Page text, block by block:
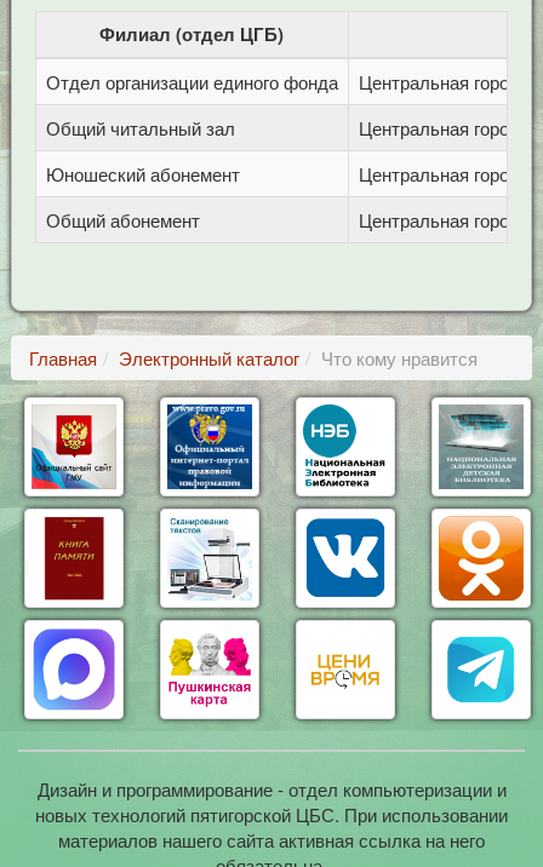
Филиал (отдел ЦГБ)
Отдел организации единого фонда
Центральная
Общий читальный зал
Центральная
Юношеский абонемент
Центральная
Общий абонемент
Центральная
Главная Электронный каталог Что кому нравится
Дизайн и программирование - отдел компьютеризации и
новых технологий пятигорской ЦБС. При использовании
материалов нашего сайта активная ссылка на него